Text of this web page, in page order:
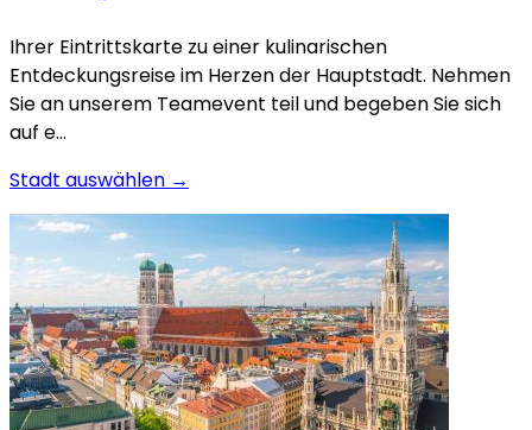
Ihrer Eintrittskarte zu einer kulinarischen
Entdeckungsreise im Herzen der Hauptstadt. Nehmen
Sie an unserem Teamevent teil und begeben Sie sich
auf e…
Stadt auswählen →